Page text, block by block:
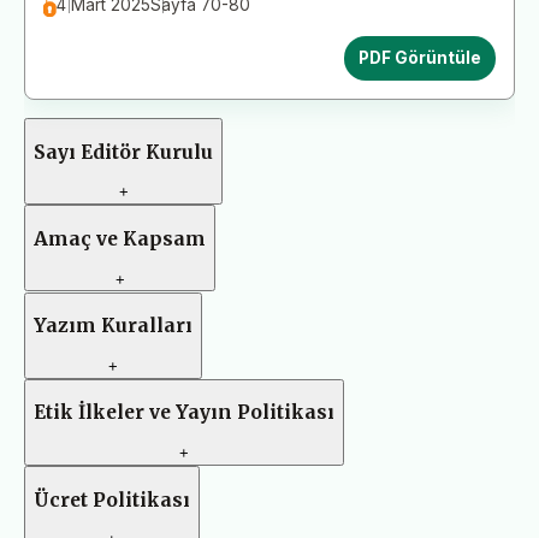
4 Mart 2025Sayfa 70-80
PDF Görüntüle
Sayı Editör Kurulu
+
Amaç ve Kapsam
+
Yazım Kuralları
+
Etik İlkeler ve Yayın Politikası
+
Ücret Politikası